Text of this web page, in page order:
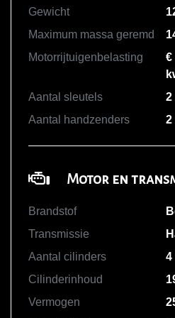
Gewicht
Maximum massa geremd
Motorrijtuigenbelasting
€
Aantal sleutels
2
Aantal handzenders
2
Motor en
Brandstof
Transmissie
Aantal cilinders
4
Cilinderinhoud
Vermogen